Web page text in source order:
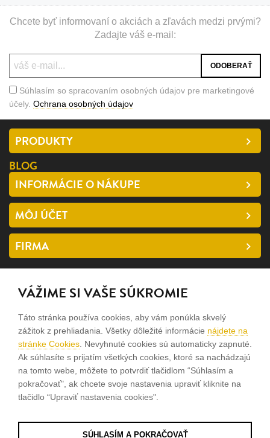
Chcete byť informovaní o akciách a zľavách medzi prvými?
Zadajte váš e-mail:
Súhlasím so spracovaním osobných údajov pre marketingové
účely. Ochrana osobných údajov
PRODUKTY
BLOG
INFORMÁCIE O NÁKUPE
MÔJ ÚČET
FIRMA
SLEDUJTE NÁS
facebook
instagram
Sme rodinná firma a zameriavame sa na predaj hodiniek a
šperkov od roku 1994.
Pozrite sa na naše ďaľšie web stránky.
VÁŽIME SI VAŠE SÚKROMIE
Táto stránka používa cookies, aby vám ponúkla skvelý
zážitok z prehliadania. Všetky dôležité informácie nájdete na
stránke Cookies . Nevyhnuté cookies sú automaticky zapnuté.
Ak súhlasíte s prijatím všetkých cookies, ktoré sa nachádzajú
na tomto webe, môžete to potvrdiť tlačidlom “Súhlasím a
pokračovať", ak chcete svoje nastavenia upraviť kliknite na
tlačidlo “Upraviť nastavenia cookies".
SÚHLASÍM A POKRAČOVAŤ